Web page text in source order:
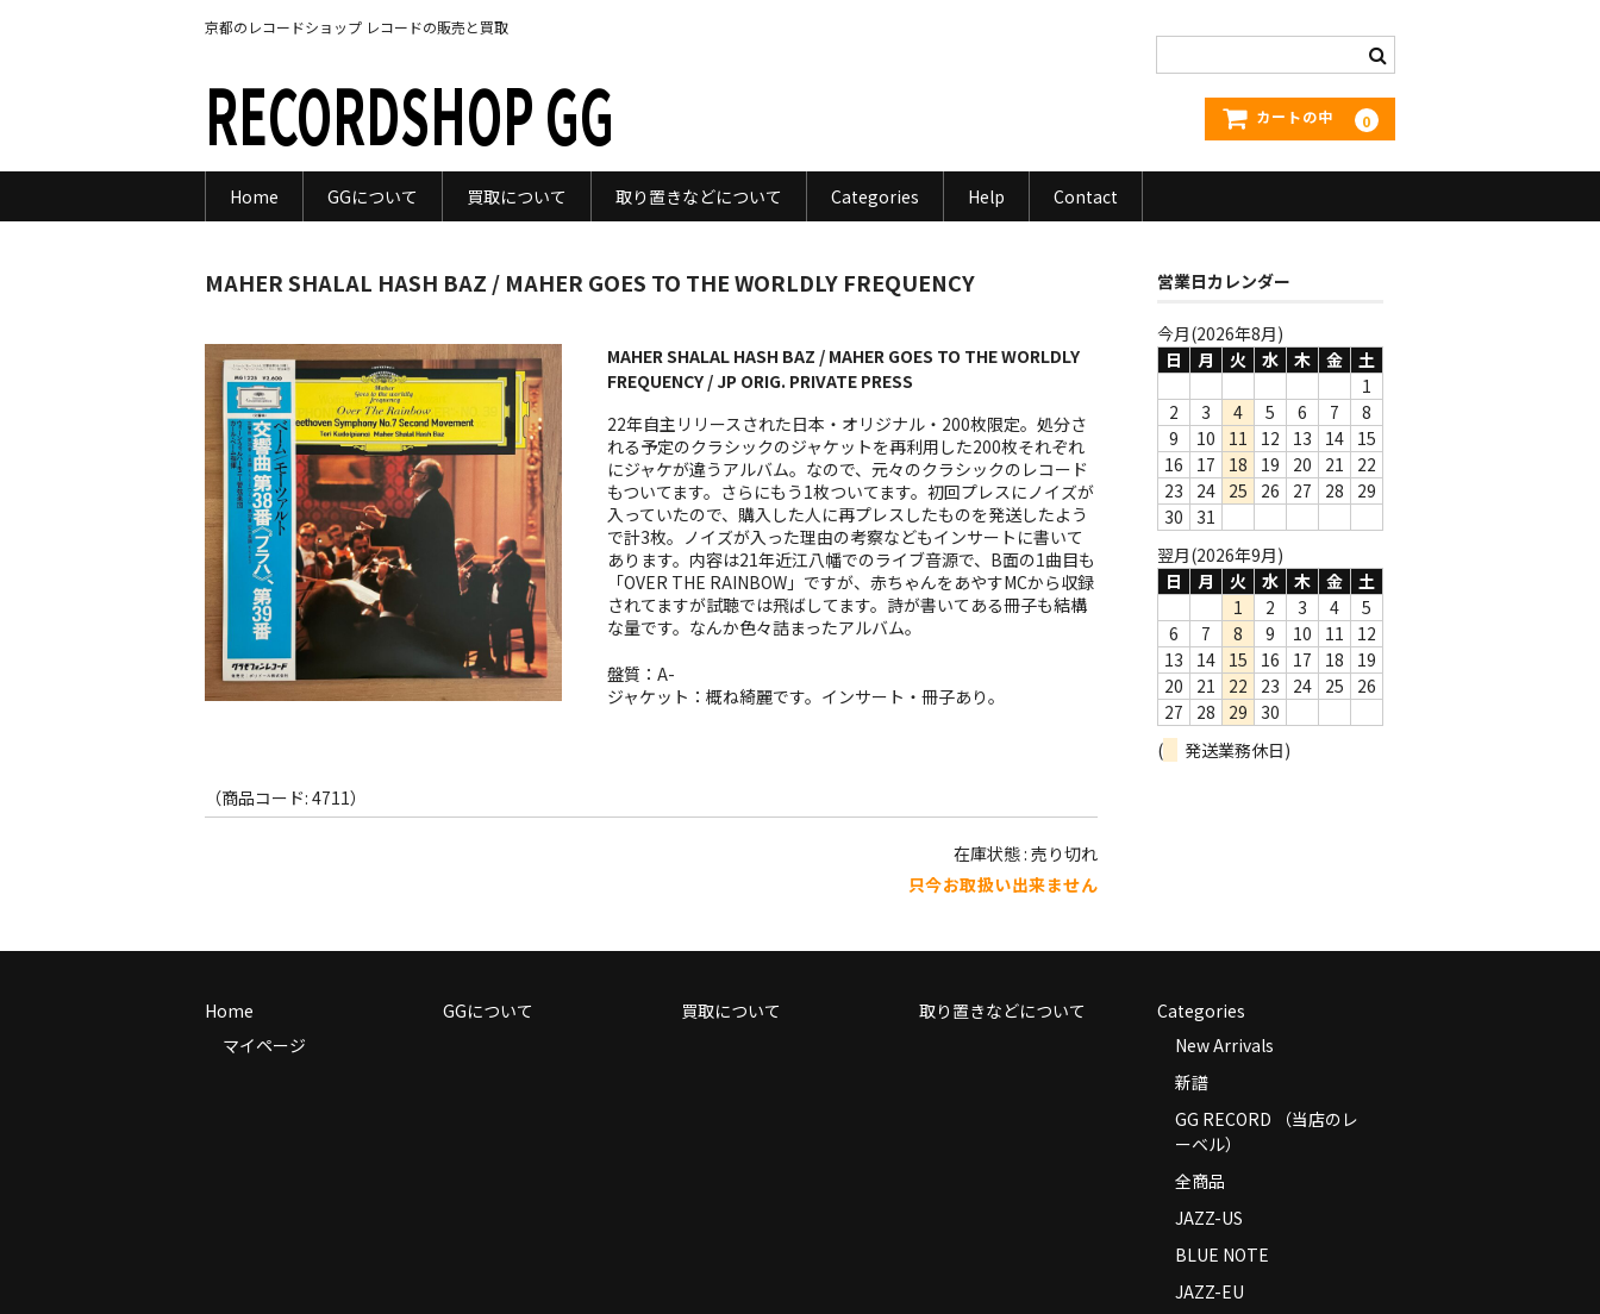
京都のレコードショップ レコードの販売と買取
RECORDSHOP GG カートの中 0
Home GGについて 買取について 取り置きなどについて Categories Help Contact
MAHER SHALAL HASH BAZ / MAHER GOES TO THE WORLDLY FREQUENCY
MAHER SHALAL HASH BAZ / MAHER GOES TO THE WORLDLY
FREQUENCY / JP ORIG. PRIVATE PRESS
22年自主リリースされた日本・オリジナル・200枚限定。処分さ
れる予定のクラシックのジャケットを再利用した200枚それぞれ
にジャケが違うアルバム。なので、元々のクラシックのレコード
もついてます。さらにもう1枚ついてます。初回プレスにノイズが
入っていたので、購入した人に再プレスしたものを発送したよう
で計3枚。ノイズが入った理由の考察などもインサートに書いて
あります。内容は21年近江八幡でのライブ音源で、B面の1曲目も
「OVER THE RAINBOW」ですが、赤ちゃんをあやすMCから収録
されてますが試聴では飛ばしてます。詩が書いてある冊子も結構
な量です。なんか色々詰まったアルバム。
盤質：A-
ジャケット：概ね綺麗です。インサート・冊子あり。
（商品コード: 4711）
在庫状態 : 売り切れ
只今お取扱い出来ません
営業日カレンダー
今月(2026年8月)
日
月 火 水 木 金
土
1
2
3 4 5 6 7
8
9
10 11 12 13 14 15
16
17 18 19 20 21
22
23
24 25 26 27 28
29
30
31
翌月(2026年9月)
日
月 火 水 木 金
土
1
2 3 4
5
6
7 8 9 10 11
12
13
14 15 16 17 18
19
20
21 22 23 24 25
26
27
28 29
30
(
発送業務休日)
Home
マイページ
GGについて 買取について 取り置きなどについて
Categories
New Arrivals
新譜
GG RECORD （当店のレ
ーベル）
全商品
JAZZ-US
BLUE NOTE
JAZZ-EU